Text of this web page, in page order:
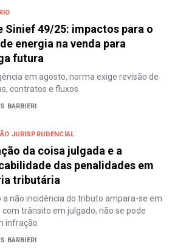
Sinief 49/25: impactos para o
energia na venda para
futura
em agosto, norma exige revisão de
contratos e fluxos
BARBIERI
JURISPRUDENCIAL
da coisa julgada e a
das penalidades em
tributária
a não incidência do tributo ampara-se em
com trânsito em julgado, não se pode
infração
BARBIERI